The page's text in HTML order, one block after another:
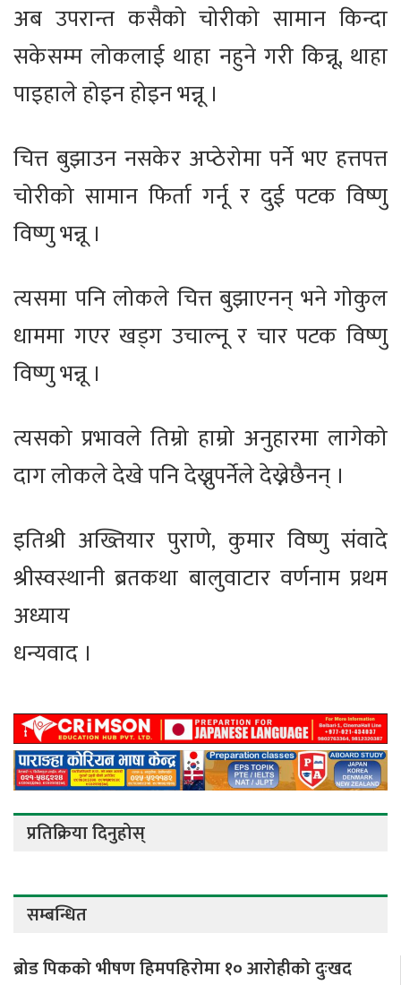
अब उपरान्त कसैको चोरीको सामान किन्दा
सकेसम्म लोकलाई थाहा नहुने गरी किन्नू, थाहा
पाइहाले होइन होइन भन्नू ।
चित्त बुझाउन नसकेर अप्ठेरोमा पर्ने भए हत्तपत्त
चोरीको सामान फिर्ता गर्नू र दुई पटक विष्णु
विष्णु भन्नू ।
त्यसमा पनि लोकले चित्त बुझाएनन् भने गोकुल
धाममा गएर खड्ग उचाल्नू र चार पटक विष्णु
विष्णु भन्नू ।
त्यसको प्रभावले तिम्रो हाम्रो अनुहारमा लागेको
दाग लोकले देखे पनि देख्नुपर्नेले देख्नेछैनन् ।
इतिश्री अख्तियार पुराणे, कुमार विष्णु संवादे
श्रीस्वस्थानी ब्रतकथा बालुवाटार वर्णनाम प्रथम
अध्याय
धन्यवाद ।
प्रतिक्रिया दिनुहोस्
सम्बन्धित
ब्रोड पिकको भीषण हिमपहिरोमा १० आरोहीको दुःखद